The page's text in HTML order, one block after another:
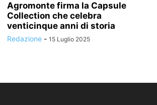
Agromonte firma la Capsule
Collection che celebra
venticinque anni di storia
Redazione - 15 Luglio 2025